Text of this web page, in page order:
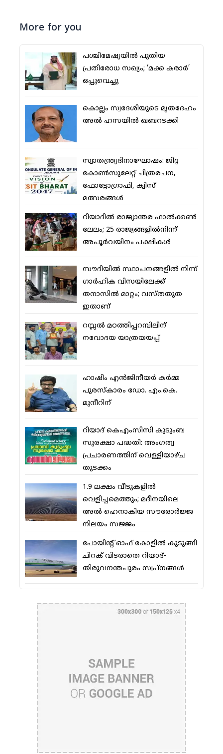
More for you
പശ്ചിമേഷ്യയില്‍ പുതിയ
പ്രതിരോധ സഖ്യം; ‘മക്ക കരാര്‍’
ഒപ്പുവെച്ചു
കൊല്ലം സ്വദേശിയുടെ മൃതദേഹം
അല്‍ ഹസയില്‍ ഖബറടക്കി
സ്വാതന്ത്ര്യദിനാഘോഷം: ജിദ്ദ
കോണ്‍സുലേറ്റ് ചിത്രരചന,
ഫോട്ടോഗ്രാഫി, ക്വിസ്
മത്സരങ്ങള്‍
റിയാദില്‍ രാജ്യാന്തര ഫാല്‍ക്കണ്‍
ലേലം; 25 രാജ്യങ്ങളില്‍നിന്ന്
അപൂര്‍വയിനം പക്ഷികള്‍
സൗദിയില്‍ സ്ഥാപനങ്ങളില്‍ നിന്ന്
ഗാര്‍ഹിക വിസയിലേക്ക്
തനാസില്‍ മാറ്റം; വസ്തതുത
ഇതാണ്
റസ്സല്‍ മഠത്തിപ്പറമ്പിലിന്
നവോദയ യാത്രയയപ്പ്
ഹാഷിം എന്‍ജിനീയര്‍ കര്‍മ്മ
പുരസ്‌കാരം ഡോ. എം.കെ.
മുനീറിന്
റിയാദ് കെഎംസിസി കുടുംബ
സുരക്ഷാ പദ്ധതി: അംഗത്വ
പ്രചാരണത്തിന് വെള്ളിയാഴ്ച
തുടക്കം
1.9 ലക്ഷം വീടുകളില്‍
വെളിച്ചമെത്തും; മദീനയിലെ
അല്‍ ഹെനാകിയ സൗരോര്‍ജ്ജ
നിലയം സജ്ജം
പോയിന്റ് ഓഫ് കോളില്‍ കുടുങ്ങി
ചിറക് വിടരാതെ റിയാദ്-
തിരുവനന്തപുരം സ്വപ്നങ്ങള്‍